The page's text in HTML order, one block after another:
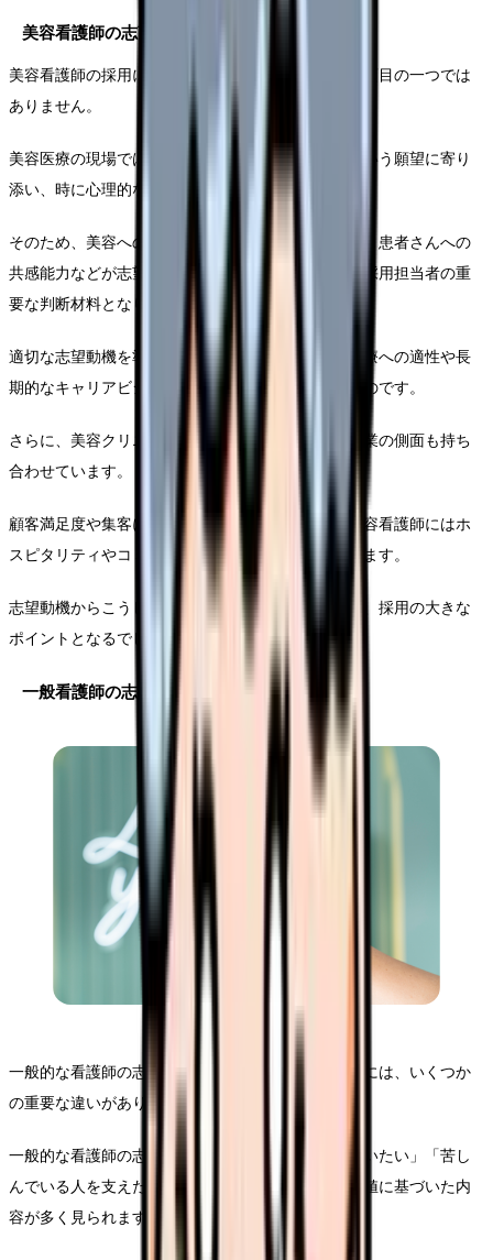
美容看護師の志望動機の重要性
美容看護師の採用において、志望動機は単なる選考項目の一つでは
ありません。
美容医療の現場では、患者さんの美しくなりたいという願望に寄り
添い、時に心理的なサポートも必要とします。
そのため、美容への関心や美容医療の意義への理解、患者さんへの
共感能力などが志望動機から読み取れるかどうかが採用担当者の重
要な判断材料となります。
適切な志望動機を準備することで、あなたの美容医療への適性や長
期的なキャリアビジョンを効果的にアピールできるのです。
さらに、美容クリニックは一般病院と異なり、接客業の側面も持ち
合わせています。
顧客満足度や集客にも関わる重要な存在として、美容看護師にはホ
スピタリティやコミュニケーション能力も求められます。
志望動機からこうした資質が感じられるかどうかも、採用の大きな
ポイントとなるでしょう。
一般看護師の志望動機との違い
一般的な看護師の志望動機と美容看護師の志望動機には、いくつか
の重要な違いがあります。
一般的な看護師の志望動機では「患者さんの命を救いたい」「苦し
んでいる人を支えたい」といった医療の根本的な価値に基づいた内
容が多く見られます。